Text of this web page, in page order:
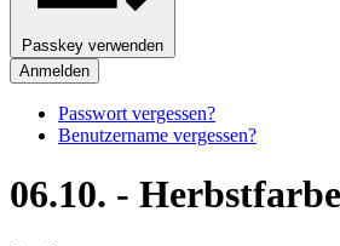
Passkey verwenden
Anmelden
Passwort vergessen?
Benutzername vergessen?
06.10. -